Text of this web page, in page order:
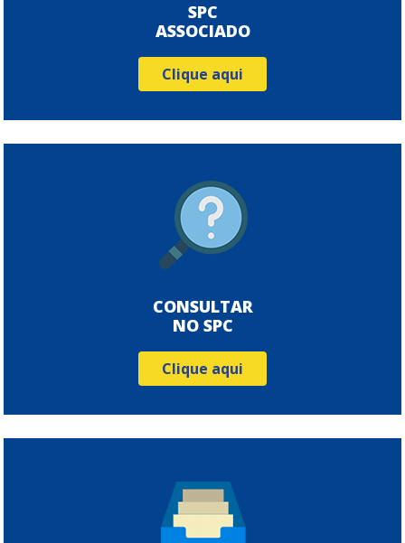
SPC
ASSOCIADO
Clique aqui
CONSULTAR
NO SPC
Clique aqui